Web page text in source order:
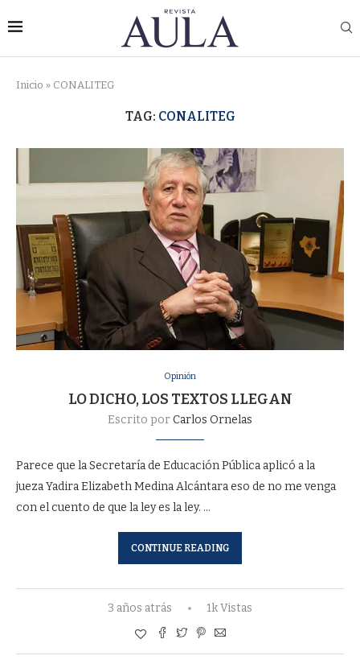
Inicio » CONALITEG
TAG: CONALITEG
Opinión
LO DICHO, LOS TEXTOS LLEGAN
Escrito porCarlos Ornelas
Parece que la Secretaría de Educación Pública aplicó a la
jueza Yadira Elizabeth Medina Alcántara eso de no me venga
con el cuento de que la ley es la ley. …
CONTINUE READING
3 años atrás 1k Vistas